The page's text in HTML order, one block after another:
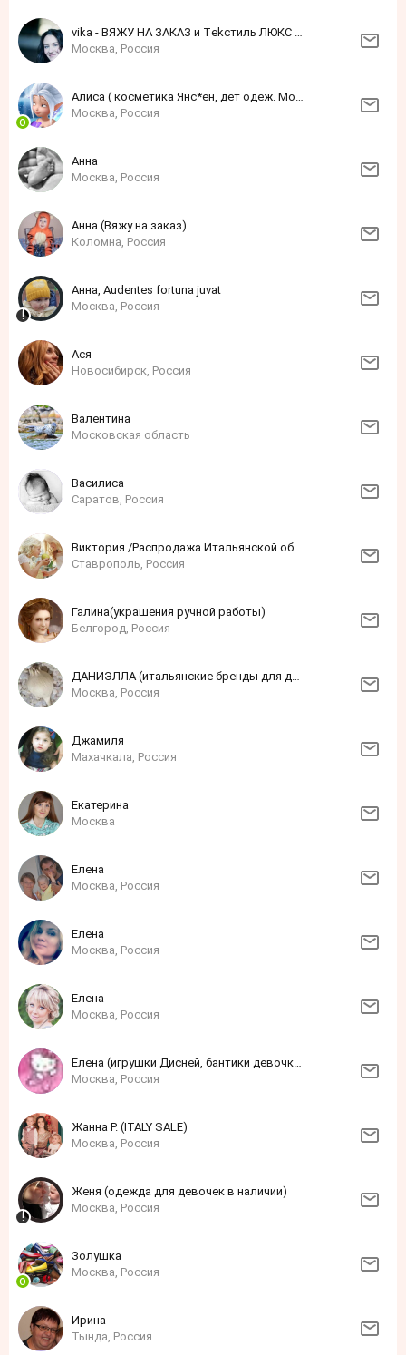
vika - ВЯЖУ НА ЗАКАЗ и Тekcтиль ЛЮКС для дoма
Москва, Россия
Алиса ( косметика Янс*ен, дет одеж. Моне)
Москва, Россия
Анна
Москва, Россия
Анна (Вяжу на заказ)
Коломна, Россия
Анна, Audentes fortuna juvat
Москва, Россия
Ася
Новосибирск, Россия
Валентина
Московская область
Василиса
Саратов, Россия
Виктория /Распродажа Итальянской обуви!!!/
Ставрополь, Россия
Галина(украшения ручной работы)
Белгород, Россия
ДАНИЭЛЛА (итальянские бренды для детей и взрослых)
Москва, Россия
Джамиля
Махачкала, Россия
Екатерина
Москва
Елена
Москва, Россия
Елена
Москва, Россия
Елена
Москва, Россия
Елена (игрушки Дисней, бантики девочкам)
Москва, Россия
Жанна Р. (ITALY SALE)
Москва, Россия
Женя (одежда для девочек в наличии)
Москва, Россия
Золушка
Москва, Россия
Ирина
Тында, Россия